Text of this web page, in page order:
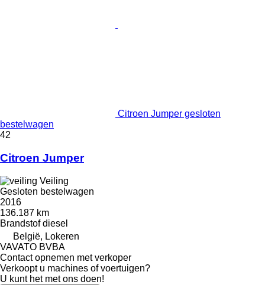
Citroen Jumper gesloten
bestelwagen
42
Citroen Jumper
Veiling
Gesloten bestelwagen
2016
136.187 km
Brandstof diesel
België, Lokeren
VAVATO BVBA
Contact opnemen met verkoper
Verkoopt u machines of voertuigen?
U kunt het met ons doen!